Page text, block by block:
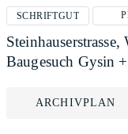
SCHRIFTGUT
Baugesuch Gysin
ARCHIVPLAN